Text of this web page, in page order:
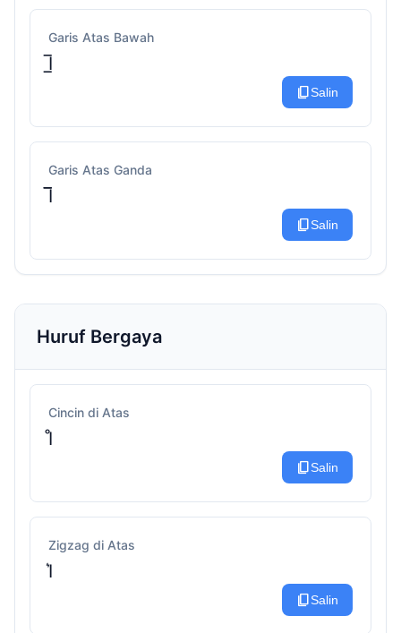
Garis Atas Bawah
I̲̅
content_copySalin
Garis Atas Ganda
I̅̅
content_copySalin
Huruf Bergaya
Cincin di Atas
I̊
content_copySalin
Zigzag di Atas
I͛
content_copySalin